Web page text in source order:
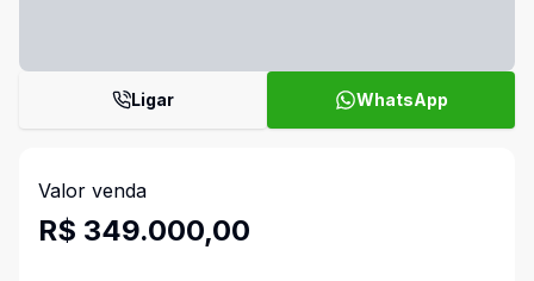
Ligar WhatsApp
Valor venda
R$ 349.000,00